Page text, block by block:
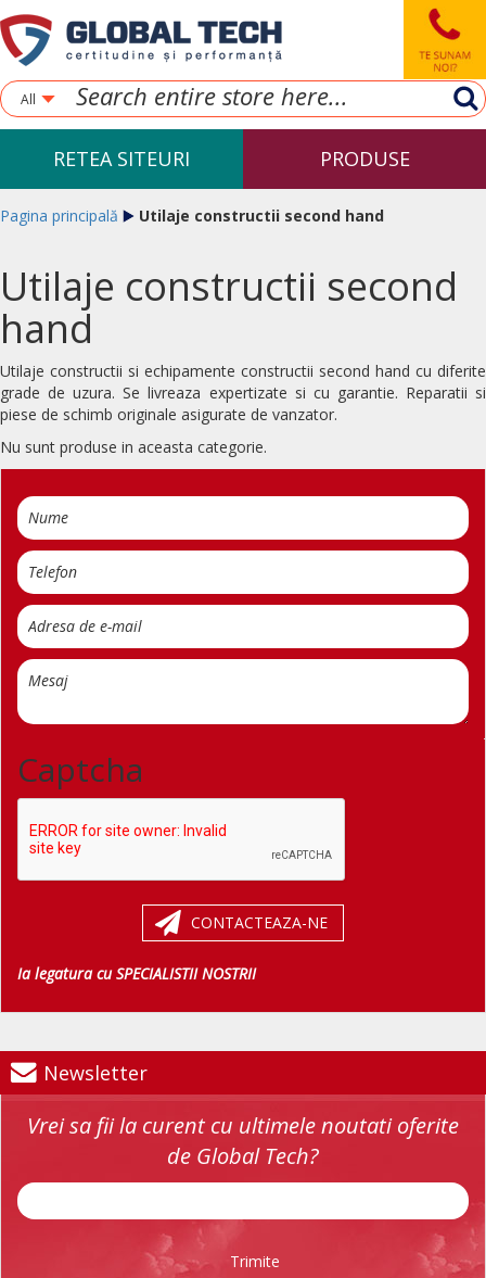
All
RETEA SITEURI PRODUSE
Pagina principală Utilaje constructii second hand
Utilaje constructii second
hand
Utilaje constructii si echipamente constructii second hand cu diferite
grade de uzura. Se livreaza expertizate si cu garantie. Reparatii si
piese de schimb originale asigurate de vanzator.
Nu sunt produse in aceasta categorie.
Captcha
CONTACTEAZA-NE
Ia legatura cu SPECIALISTII NOSTRII
Newsletter
Vrei sa fii la curent cu ultimele noutati oferite
de Global Tech?
Trimite